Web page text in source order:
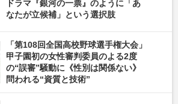
ドラマ『銀河の一票』のように「あ
なたが立候補」という選択肢
「第108回全国高校野球選手権大会」
甲子園初の女性審判委員のよる2度
の“誤審”騒動に《性別は関係ない》
問われる“資質と技術”